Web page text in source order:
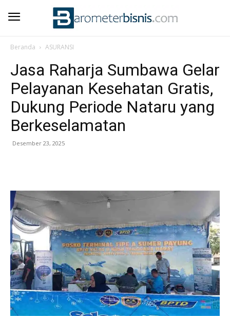
Beranda ASURANSI
Jasa Raharja Sumbawa Gelar
Pelayanan Kesehatan Gratis,
Dukung Periode Nataru yang
Berkeselamatan
Desember 23, 2025